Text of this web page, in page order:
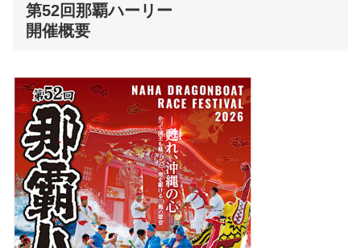
第52回那覇ハーリー
開催概要